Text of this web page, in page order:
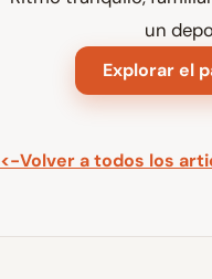
un
Explorar el
<-Volver a todos los